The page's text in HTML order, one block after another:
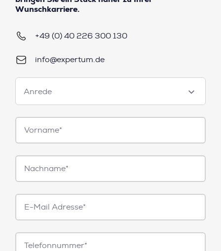
Wunschkarriere.
+49 (0) 40 226 300 130
info@expertum.de
Anrede
Anrede
Vorname*
Nachname*
E-
Mail*
Telefonnummer